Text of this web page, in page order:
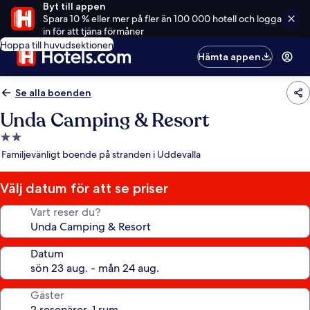
Byt till appen
Spara 10 % eller mer på fler än 100 000 hotell och logga
in för att tjäna förmåner
Hoppa till huvudsektionen
Hämta appen
Se alla boenden
Unda Camping & Resort
2.0-
stjärnigt
Familjevänligt boende på stranden i Uddevalla
Välj datum för att se priser
Vart reser du?
Datum
Gäster